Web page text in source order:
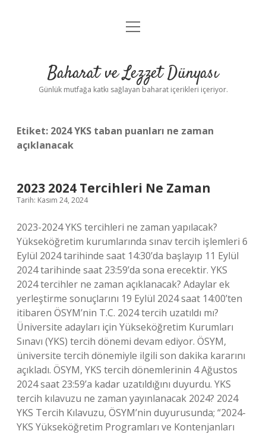
Anasayfa
Yasal Uyarı
menüyü
Baharat ve Lezzet Dünyası
Günlük mutfağa katkı sağlayan baharat içerikleri içeriyor.
Etiket: 2024 YKS taban puanları ne zaman
açıklanacak
2023 2024 Tercihleri Ne Zaman
Tarih: Kasım 24, 2024
2023-2024 YKS tercihleri ne zaman yapılacak?
Yükseköğretim kurumlarında sınav tercih işlemleri 6
Eylül 2024 tarihinde saat 14:30’da başlayıp 11 Eylül
2024 tarihinde saat 23:59’da sona erecektir. YKS
2024 tercihler ne zaman açıklanacak? Adaylar ek
yerleştirme sonuçlarını 19 Eylül 2024 saat 14:00’ten
itibaren ÖSYM’nin T.C. 2024 tercih uzatıldı mı?
Üniversite adayları için Yükseköğretim Kurumları
Sınavı (YKS) tercih dönemi devam ediyor. ÖSYM,
üniversite tercih dönemiyle ilgili son dakika kararını
açıkladı. ÖSYM, YKS tercih dönemlerinin 4 Ağustos
2024 saat 23:59’a kadar uzatıldığını duyurdu. YKS
tercih kılavuzu ne zaman yayınlanacak 2024? 2024
YKS Tercih Kılavuzu, ÖSYM’nin duyurusunda; “2024-
YKS Yükseköğretim Programları ve Kontenjanları